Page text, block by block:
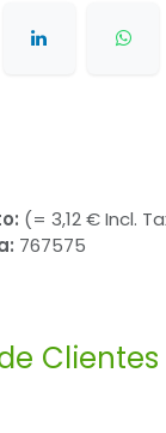
(= 3,12 € Incl.
767575
Clientes